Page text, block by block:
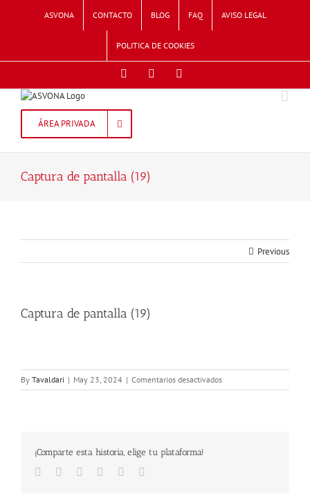
ASVONA CONTACTO BLOG FAQ AVISO LEGAL
POLITICA DE COOKIES
FacebookTwitter
ÁREA PRIVADA
Captura de pantalla (19)
Previous
Captura de pantalla (19)
By Tavaldari | May 23, 2024 | Comentarios desactivadosen
Captura
¡Comparte esta historia, elige tu plataforma!
Facebook
TwitterLinkedInGoogle+Pinterest